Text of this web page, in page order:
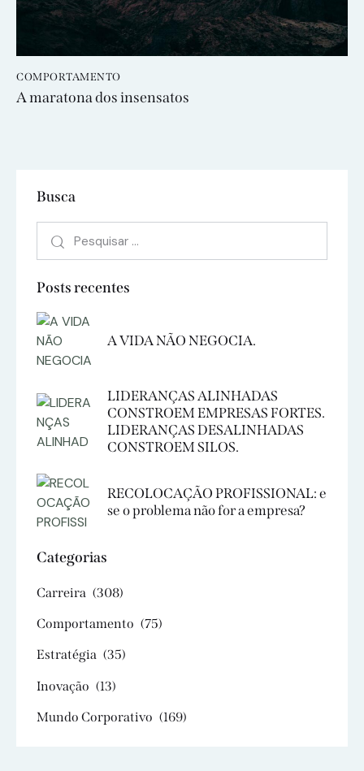
COMPORTAMENTO
A maratona dos insensatos
Busca
Posts recentes
A VIDA NÃO NEGOCIA.
LIDERANÇAS ALINHADAS
CONSTROEM EMPRESAS FORTES.
LIDERANÇAS DESALINHADAS
CONSTROEM SILOS.
RECOLOCAÇÃO PROFISSIONAL: e
se o problema não for a empresa?
Categorias
Carreira (308)
Comportamento (75)
Estratégia (35)
Inovação (13)
Mundo Corporativo (169)